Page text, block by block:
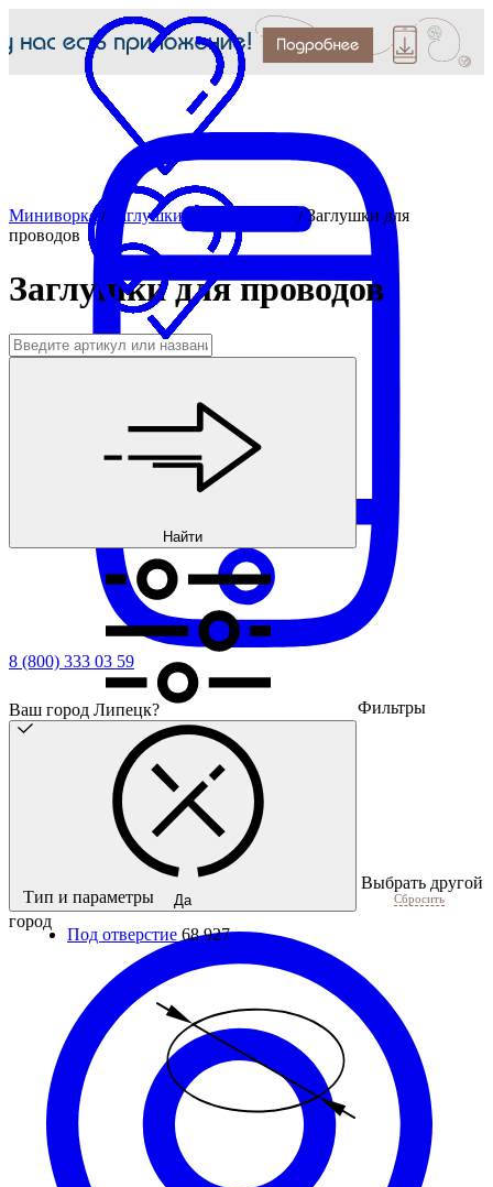
8 (800) 333 03 59
Ваш город Липецк?
Да
Выбрать другой
город
Миниворкс / Заглушки для отверстий /Заглушки для
проводов
Заглушки для проводов
Найти
Фильтры
Тип и параметры Сбросить
Под отверстие 68 927